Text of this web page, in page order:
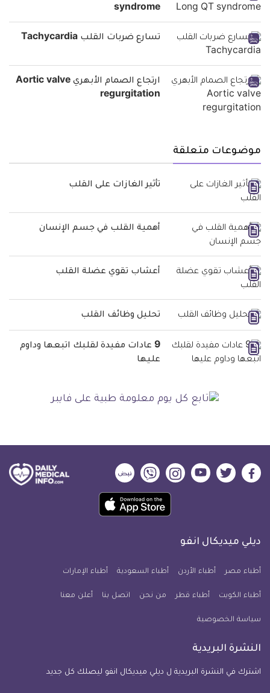
syndrome
تسارع ضربات القلب Tachycardia
ارتجاع الصمام الأبهري Aortic valve
regurgitation
موضوعات متعلقة
تأثير الغازات على القلب
أهمية القلب في جسم الإنسان
أعشاب تقوي عضلة القلب
تحليل وظائف القلب
9 عادات مفيدة لقلبك اتبعها وداوم
عليها
ديلي
فيسبوك
ديلي
تويتر
ديلي
ميديكال
يوتيوب
ديلي
ميديكال
انفو
ديلي
ميديكال
انفو
ديلي
ميديكال
انفو
حمل
تطبيق
معلومة
للآيفون
ديلي ميديكال انفو
أطباء مصر أطباء الأردن أطباء السعودية أطباء الإمارات
أطباء الكويت أطباء قطر من نحن اتصل بنا أعلن معنا
سياسة الخصوصية
النشرة البريدية
اشترك في النشرة البريدية ل ديلي ميديكال انفو ليصلك كل جديد